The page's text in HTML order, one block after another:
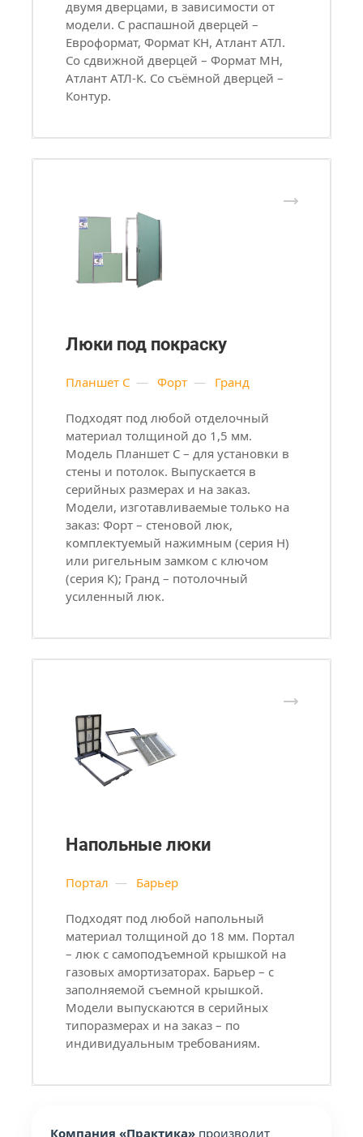
двумя дверцами, в зависимости от
модели. С распашной дверцей –
Евроформат, Формат КН, Атлант АТЛ.
Со сдвижной дверцей – Формат МН,
Атлант АТЛ-К. Со съёмной дверцей –
Контур.
Люки под покраску
Планшет С — Форт — Гранд
Подходят под любой отделочный
материал толщиной до 1,5 мм.
Модель Планшет С – для установки в
стены и потолок. Выпускается в
серийных размерах и на заказ.
Модели, изготавливаемые только на
заказ: Форт – стеновой люк,
комплектуемый нажимным (серия Н)
или ригельным замком с ключом
(серия К); Гранд – потолочный
усиленный люк.
Напольные люки
Портал — Барьер
Подходят под любой напольный
материал толщиной до 18 мм. Портал
– люк с самоподъемной крышкой на
газовых амортизаторах. Барьер – с
заполняемой съемной крышкой.
Модели выпускаются в серийных
типоразмерах и на заказ – по
индивидуальным требованиям.
Компания «Практика»производит